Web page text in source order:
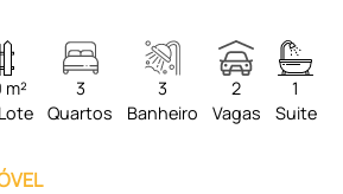
m²
3
Quartos
3
Banheiro
2
Vagas
1
Suite